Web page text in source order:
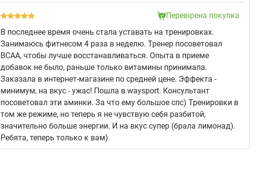
Перевірена покупка
В последнее время очень стала уставать на тренировках.
Занимаюсь фитнесом 4 раза в неделю. Тренер посоветовал
ВСАА, чтобы лучше восстанавливаться. Опыта в приеме
добавок не было, раньше только витамины принимала.
Заказала в интернет-магазине по средней цене. Эффекта -
минимум, на вкус - ужас! Пошла в waysport. Консультант
посоветовал эти аминки. За что ему большое спс) Тренировки в
том же режиме, но теперь я не чувствую себя разбитой,
значительно больше энергии. И на вкус супер (брала лимонад).
Ребята, теперь только к вам)